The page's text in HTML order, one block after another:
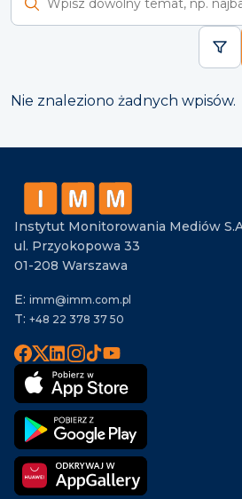
Nie znaleziono żadnych wpisów.
Instytut Monitorowania Mediów
ul. Przyokopowa 33
01-208 Warszawa
E: imm@imm.com.pl
T: +48 22 378 37 50